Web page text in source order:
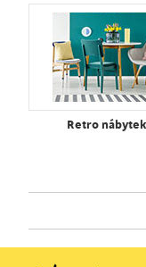
Retro nábytek